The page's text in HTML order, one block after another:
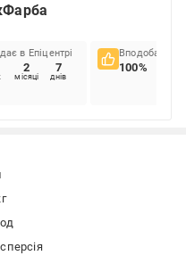
в Епіцентрі
2
місяці
7
днів
Вподобання
100%